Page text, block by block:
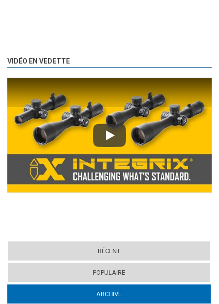
VIDÉO EN VEDETTE
Play
RÉCENT
POPULAIRE
ARCHIVE